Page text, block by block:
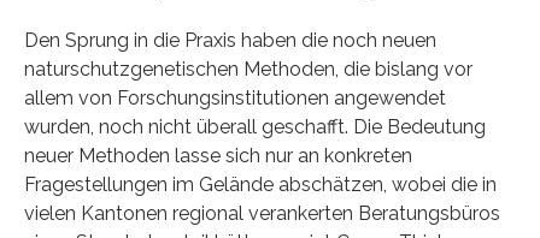
Den Sprung in die Praxis haben die noch neuen
naturschutzgenetischen Methoden, die bislang vor
allem von Forschungsinstitutionen angewendet
wurden, noch nicht überall geschafft. Die Bedeutung
neuer Methoden lasse sich nur an konkreten
Fragestellungen im Gelände abschätzen, wobei die in
vielen Kantonen regional verankerten Beratungsbüros